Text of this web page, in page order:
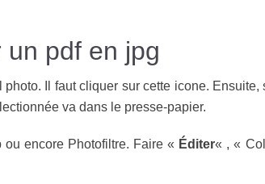
un pdf en jpg
Il faut cliquer sur cette icone. Ensuite,
va dans le presse-papier.
ou encore Photofiltre. Faire « Éditer« , «